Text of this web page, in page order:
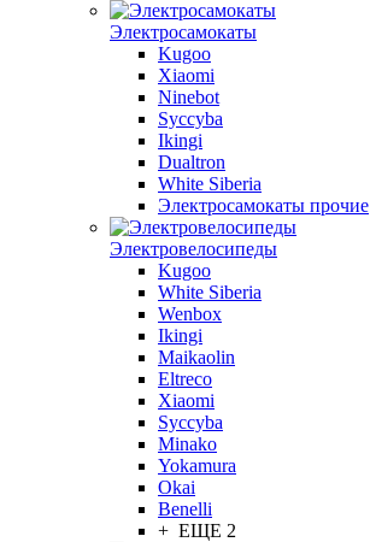
Электросамокаты
Kugoo
Xiaomi
Ninebot
Syccyba
Ikingi
Dualtron
White Siberia
Электросамокаты прочие
Электровелосипеды
Kugoo
White Siberia
Wenbox
Ikingi
Maikaolin
Eltreco
Xiaomi
Syccyba
Minako
Yokamura
Okai
Benelli
+ ЕЩЕ 2